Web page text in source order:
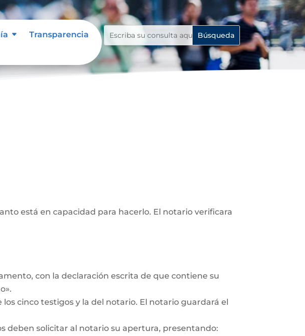
Transparencia
está en capacidad para hacerlo. El notario verificara
con la declaración escrita de que contiene su
cinco testigos y la del notario. El notario guardará el
deben solicitar al notario su apertura, presentando: